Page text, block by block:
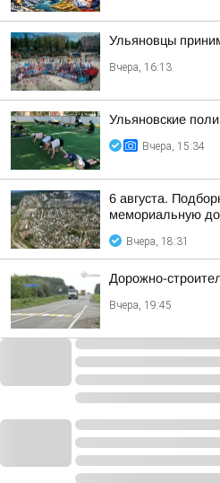
Ульяновцы
Вчера, 16:13
Ульяновские
Вчера, 15:34
6 августа.
мемориальную
Вчера, 18:31
Дорожно-
Вчера, 19:45